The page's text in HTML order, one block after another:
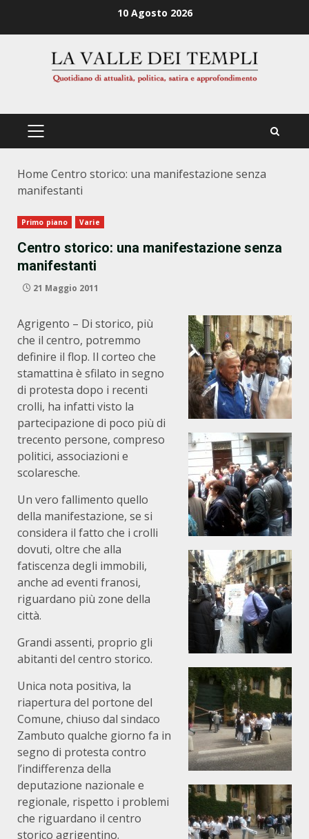
10 Agosto 2026
PRIMÄRES
Home Centro storico: una manifestazione senza
manifestanti
Primo piano Varie
Centro storico: una manifestazione senza
manifestanti
21 Maggio 2011
Agrigento – Di storico, più
che il centro, potremmo
definire il flop. Il corteo che
stamattina è sfilato in segno
di protesta dopo i recenti
crolli, ha infatti visto la
partecipazione di poco più di
trecento persone, compreso
politici, associazioni e
scolaresche.
Un vero fallimento quello
della manifestazione, se si
considera il fatto che i crolli
dovuti, oltre che alla
fatiscenza degli immobili,
anche ad eventi franosi,
riguardano più zone della
città.
Grandi assenti, proprio gli
abitanti del centro storico.
Unica nota positiva, la
riapertura del portone del
Comune, chiuso dal sindaco
Zambuto qualche giorno fa in
segno di protesta contro
l’indifferenza della
deputazione nazionale e
regionale, rispetto i problemi
che riguardano il centro
storico agrigentino.